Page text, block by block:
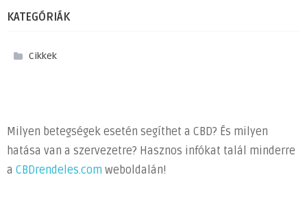
KATEGÓRIÁK
Cikkek
Milyen betegségek esetén segíthet a CBD? És milyen
hatása van a szervezetre? Hasznos infókat talál minderre
a CBDrendeles.com weboldalán!